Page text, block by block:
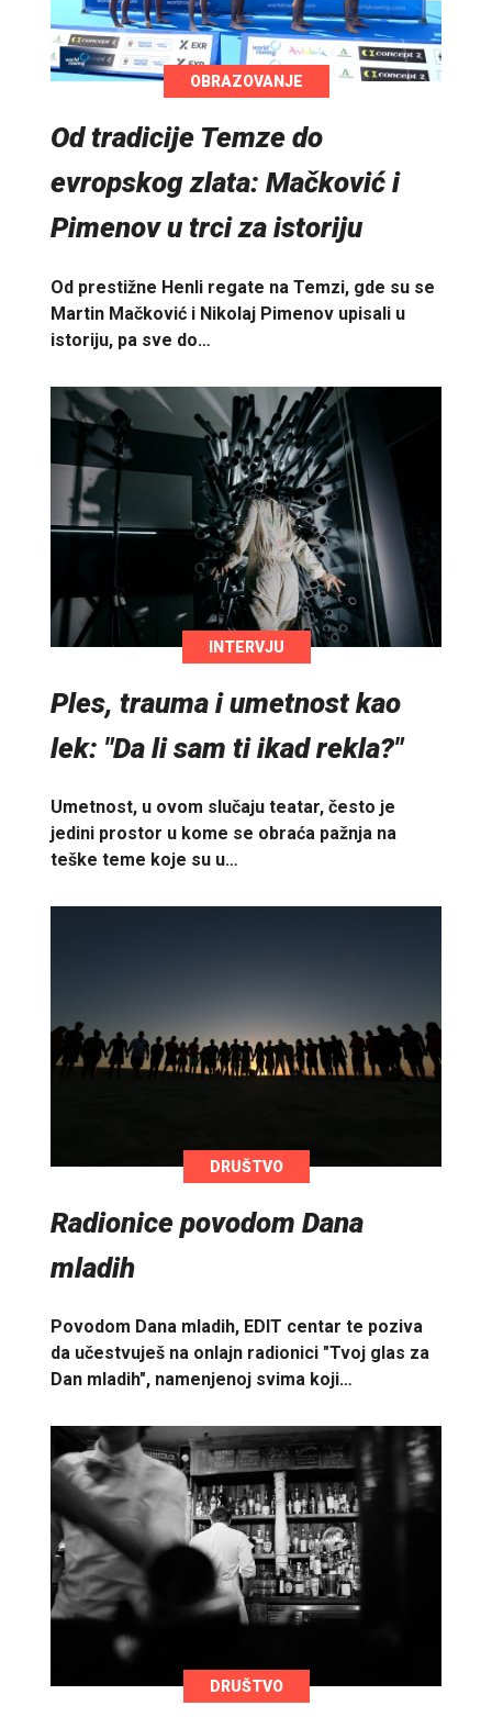
OBRAZOVANJE
Od tradicije Temze do
evropskog zlata: Mačković i
Pimenov u trci za istoriju
Od prestižne Henli regate na Temzi, gde su se
Martin Mačković i Nikolaj Pimenov upisali u
istoriju, pa sve do…
INTERVJU
Ples, trauma i umetnost kao
lek: "Da li sam ti ikad rekla?"
Umetnost, u ovom slučaju teatar, često je
jedini prostor u kome se obraća pažnja na
teške teme koje su u…
DRUŠTVO
Radionice povodom Dana
mladih
Povodom Dana mladih, EDIT centar te poziva
da učestvuješ na onlajn radionici "Tvoj glas za
Dan mladih", namenjenoj svima koji…
DRUŠTVO